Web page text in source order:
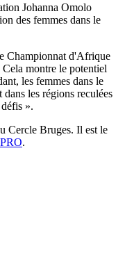
Johanna Omolo
des femmes dans le
Championnat d'Afrique
montre le potentiel
les femmes dans le
les régions reculées
».
Cercle Bruges. Il est le
.